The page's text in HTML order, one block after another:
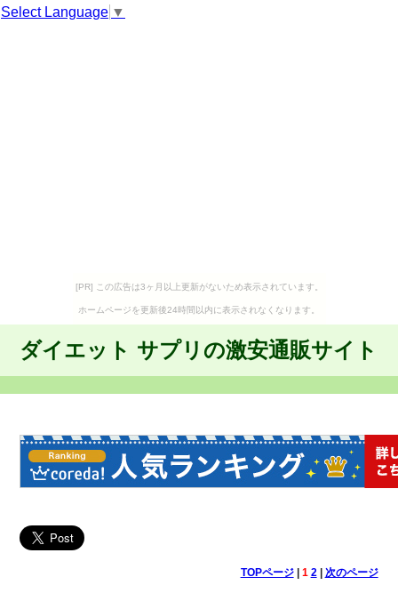
Select Language ▼
[PR] この広告は3ヶ月以上更新がないため表示されています。
ホームページを更新後24時間以内に表示されなくなります。
ダイエット サプリの激安通販サイト
TOPページ| 1 2| 次のページ